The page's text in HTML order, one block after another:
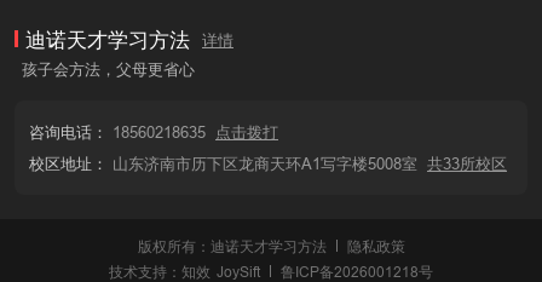
迪诺天才学习方法
详情
孩子会方法，父母更省心
咨询电话： 18560218635
点击拨打
校区地址：
山东济南市历下区龙商天环A1写字楼5008室 共33所校区
版权所有：迪诺天才学习方法
隐私政策
技术支持： 知效 JoySift 鲁ICP备2026001218号